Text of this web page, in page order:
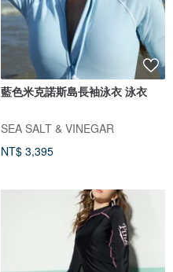
藍色米克諾斯島長袖泳衣 泳衣
SEA SALT & VINEGAR
NT$ 3,395